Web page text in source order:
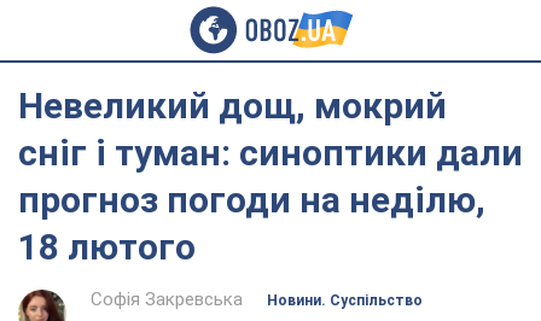
Невеликий дощ, мокрий
сніг і туман: синоптики дали
прогноз погоди на неділю,
18 лютого
Софія Закревська
Новини. Суспільство